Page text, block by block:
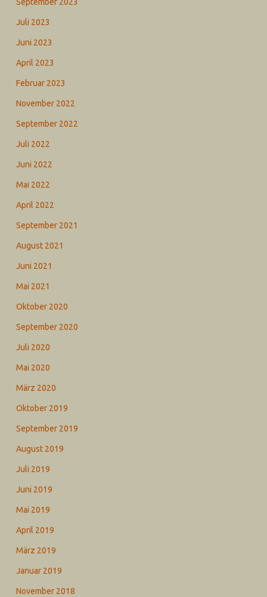
September 2023
Juli 2023
Juni 2023
April 2023
Februar 2023
November 2022
September 2022
Juli 2022
Juni 2022
Mai 2022
April 2022
September 2021
August 2021
Juni 2021
Mai 2021
Oktober 2020
September 2020
Juli 2020
Mai 2020
März 2020
Oktober 2019
September 2019
August 2019
Juli 2019
Juni 2019
Mai 2019
April 2019
März 2019
Januar 2019
November 2018